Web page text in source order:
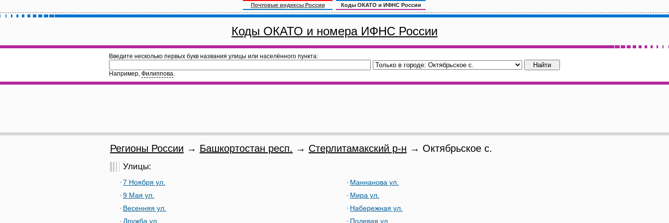
Почтовые индексы России Коды ОКАТО и ИФНС России
Коды ОКАТО и номера ИФНС России
Введите несколько первых букв названия улицы или населённого пункта:
Например, Филиппова.
Регионы России → Башкортостан респ. → Стерлитамакский р-н → Октябрьское с.
Улицы:
7 Ноября ул.
9 Мая ул.
Весенняя ул.
Дружба ул.
Маннанова ул.
Мира ул.
Набережная ул.
Полевая ул.